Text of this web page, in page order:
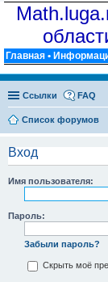
Главная •
Ссылки FAQ
Список форумов
Вход
Имя пользователя:
Пароль:
Забыли пароль?
Скрыть моё